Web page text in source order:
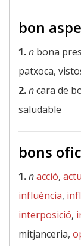
bon
1.n bona
patxoca,
2.ncara de
saludable
bons
1.nacció,
influència,
interposició,
mitjanceria,